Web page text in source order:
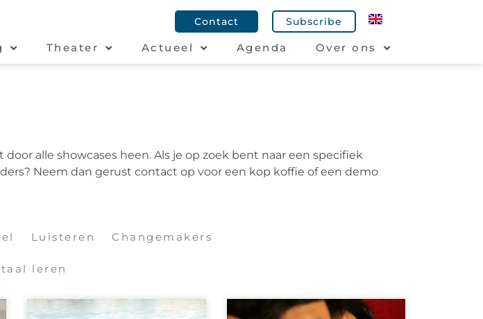
Contact Subscribe
Theater Actueel Agenda Over ons
alle showcases heen. Als je op zoek bent naar een specifiek
Neem dan gerust contact op voor een kop koffie of een demo
Luisteren Changemakers
leren